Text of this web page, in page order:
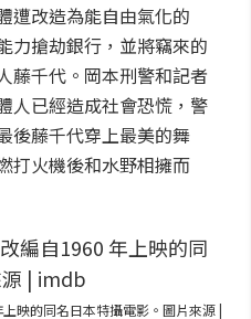
遭改造為能自由氣化的
力搶劫銀行，並將竊來的
藤千代。岡本刑警和記者
人已經造成社會恐慌，警
後藤千代穿上最美的舞
打火機後和水野相擁而
映的同名日本特攝電影。圖片來源 |